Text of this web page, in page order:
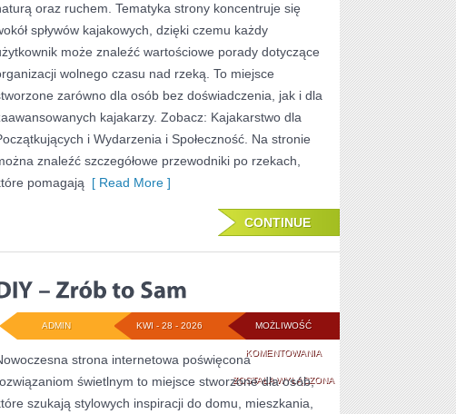
WYPOSAŻENIE
oraz ruchem. Tematyka strony koncentruje się
spływów kajakowych, dzięki czemu każdy
może znaleźć wartościowe porady dotyczące
wolnego czasu nad rzeką. To miejsce
zarówno dla osób bez doświadczenia, jak i dla
kajakarzy. Zobacz: Kajakarstwo dla
i Wydarzenia i Społeczność. Na stronie
znaleźć szczegółowe przewodniki po rzekach,
pomagają [ Read More ]
CONTINUE
MOŻLIWOŚĆ
KOMENTOWANIADIY
–
ZRÓB
ZOSTAŁA WYŁĄCZONA
KWI - 28 - 2026
ADMIN
strona internetowa poświęcona
świetlnym to miejsce stworzone dla osób,
szukają stylowych inspiracji do domu, mieszkania,